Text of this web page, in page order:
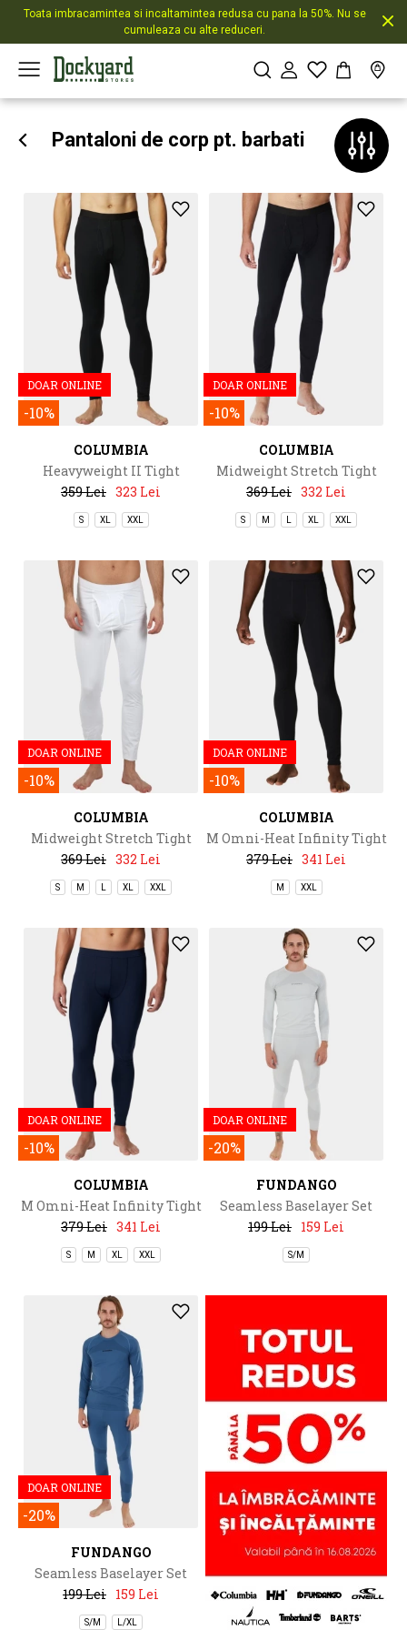
Toata imbracamintea si incaltamintea redusa cu pana la 50%. Nu se
cumuleaza cu alte reduceri.
Pantaloni de corp pt. barbati
DOAR ONLINE
-10%
COLUMBIA
Heavyweight II Tight
359 Lei 323 Lei
S XL XXL
DOAR ONLINE
-10%
COLUMBIA
Midweight Stretch Tight
369 Lei 332 Lei
S M XL XXL
DOAR ONLINE
-10%
COLUMBIA
Midweight Stretch Tight
369 Lei 332 Lei
S M XL XXL
DOAR ONLINE
-10%
COLUMBIA
M Omni-Heat Infinity Tight
379 Lei 341 Lei
M XXL
DOAR ONLINE
-10%
COLUMBIA
M Omni-Heat Infinity Tight
379 Lei 341 Lei
S M XL XXL
DOAR ONLINE
-20%
FUNDANGO
Seamless Baselayer Set
199 Lei 159 Lei
S/M
DOAR ONLINE
-20%
FUNDANGO
Seamless Baselayer Set
199 Lei 159 Lei
S/M L/XL